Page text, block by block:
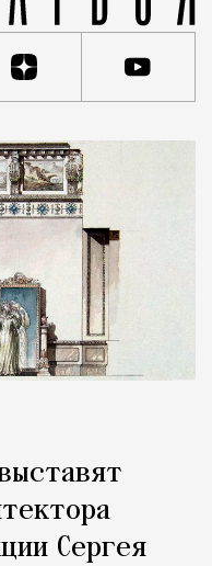
Сергея